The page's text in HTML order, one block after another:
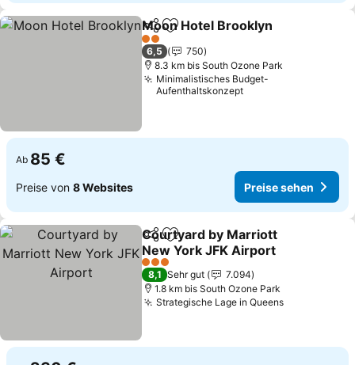
TeilenZu Favoriten hinzufügen
Moon Hotel Brooklyn
2 Sterne
6,5
750
8.3 km bis South Ozone Park
Minimalistisches Budget-
Aufenthaltskonzept
Ab 85 €
Preise von 8 Websites Preise sehen
TeilenZu Favoriten hinzufügen
Courtyard by Marriott
New York JFK Airport
Preise sehen
3 Sterne
8,1 Sehr gut
7.094
1.8 km bis South Ozone Park
Strategische Lage in QueensPreise